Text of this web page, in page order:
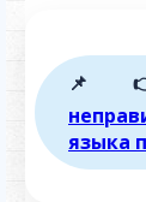
📌
языка